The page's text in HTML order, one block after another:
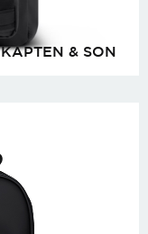
KAPTEN & SON